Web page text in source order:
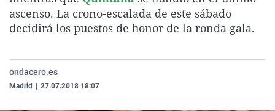
País Vasco
ascenso. La crono-escalada de este sábado
decidirá los puestos de honor de la ronda gala.
ondacero.es
Madrid 27.07.2018 18:07